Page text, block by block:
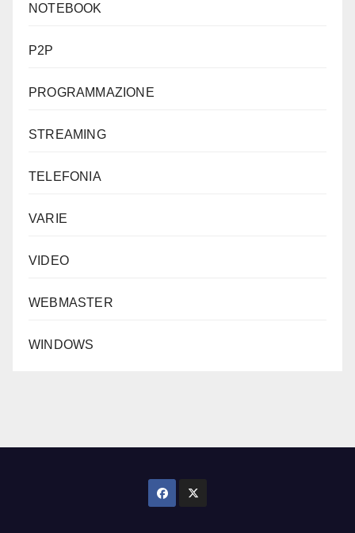
NOTEBOOK
P2P
PROGRAMMAZIONE
STREAMING
TELEFONIA
VARIE
VIDEO
WEBMASTER
WINDOWS